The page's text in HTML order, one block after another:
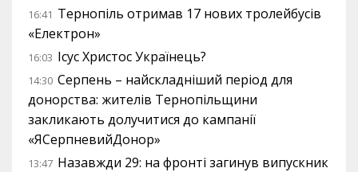
16:41 Тернопіль отримав 17 нових тролейбусів
«Електрон»
16:03 Ісус Христос Українець?
14:30 Серпень – найскладніший період для
донорства: жителів Тернопільщини
закликають долучитися до кампанії
«ЯСерпневийДонор»
13:47 Назавжди 29: на фронті загинув випускник